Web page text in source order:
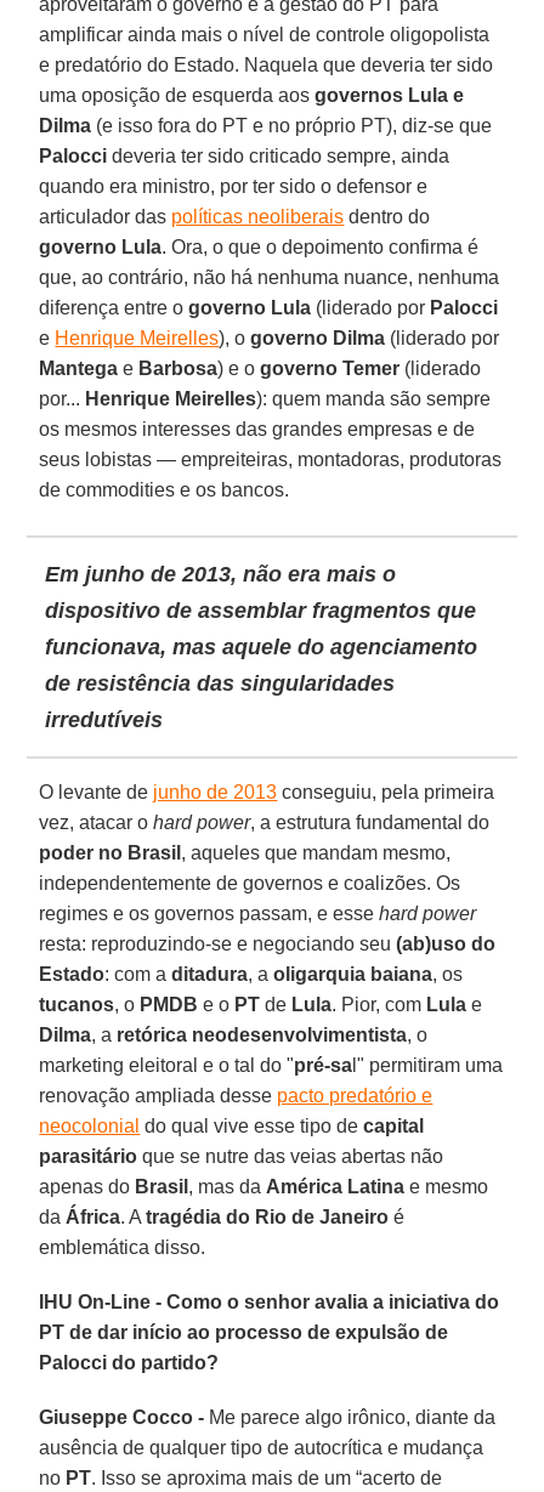
amplificar ainda mais o nível de controle oligopolista
e predatório do Estado. Naquela que deveria ter sido
uma oposição de esquerda aosgovernos Lula e
Dilma (e isso fora do PT e no próprio PT), diz-se que
Palocci deveria ter sido criticado sempre, ainda
quando era ministro, por ter sido o defensor e
articulador das políticas neoliberais dentro do
governo Lula. Ora, o que o depoimento confirma é
que, ao contrário, não há nenhuma nuance, nenhuma
diferença entre ogoverno Lula (liderado por Palocci
e Henrique Meirelles), o governo Dilma (liderado por
Mantega e Barbosa) e o governo Temer (liderado
por... Henrique Meirelles): quem manda são sempre
os mesmos interesses das grandes empresas e de
seus lobistas — empreiteiras, montadoras, produtoras
de commodities e os bancos.
Em junho de 2013, não era mais o
dispositivo de assemblar fragmentos que
funcionava, mas aquele do agenciamento
de resistência das singularidades
irredutíveis
O levante de junho de 2013 conseguiu, pela primeira
vez, atacar ohard power, a estrutura fundamental do
poder no Brasil , aqueles que mandam mesmo,
independentemente de governos e coalizões. Os
regimes e os governos passam, e essehard power
resta: reproduzindo-se e negociando seu(ab)uso do
Estado: com aditadura, a oligarquia baiana, os
tucanos, o PMDB e o PT de Lula. Pior, com Lula e
Dilma, a retórica neodesenvolvimentista, o
marketing eleitoral e o tal do "pré-sa l" permitiram uma
renovação ampliada desse pacto predatório e
neocolonial do qual vive esse tipo decapital
parasitário que se nutre das veias abertas não
apenas do Brasil , mas da América Latina e mesmo
da África. Atragédia do Rio de Janeiro é
emblemática disso.
IHU On-Line - Como o senhor avalia a iniciativa do
PT de dar início ao processo de expulsão de
Palocci do partido?
Giuseppe Cocco - Me parece algo irônico, diante da
ausência de qualquer tipo de autocrítica e mudança
no PT. Isso se aproxima mais de um “acerto de